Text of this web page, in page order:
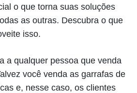
o que torna suas soluções
as outras. Descubra o que
isso.
a qualquer pessoa que venda
você venda as garrafas de
e, nesse caso, os clientes